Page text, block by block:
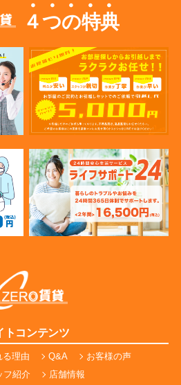
４つの特典
トコンテンツ
る理由 Q&A
お客様の声
フ紹介
店舗情報